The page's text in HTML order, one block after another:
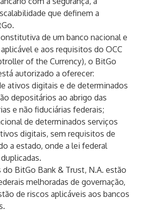
que definem a
de um banco nacional e
e aos requisitos do OCC
of the Currency), o BitGo
autorizado a oferecer:
ativos digitais e de determinados
depositários ao abrigo das
e não fiduciárias federais;
de determinados serviços
digitais, sem requisitos de
a estado, onde a lei federal
do BitGo Bank & Trust, N.A. estão
melhoradas de governação,
de riscos aplicáveis ​​aos bancos